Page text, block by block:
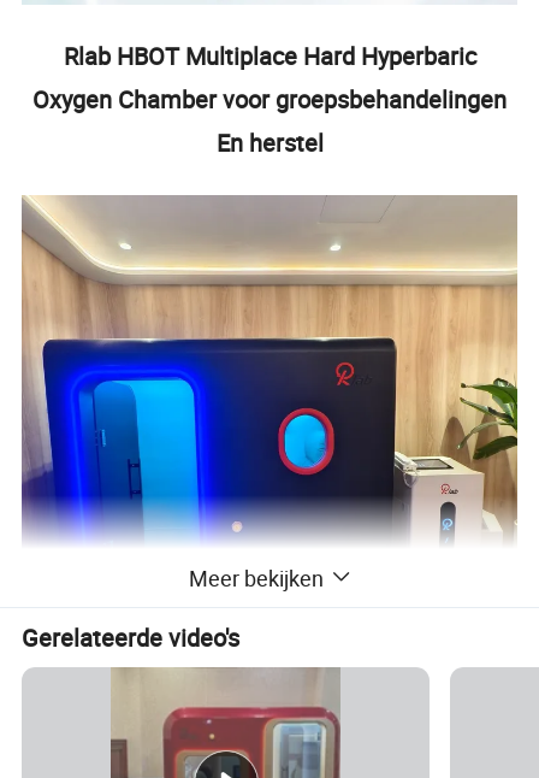
Rlab HBOT Multiplace Hard Hyperbaric
Oxygen Chamber voor groepsbehandelingen
En herstel
Hyperbare zuurstofkamer
1,6ATA (aanpasbaar)
Koolstofvezel
250*190*220CM
Meer bekijken
Gerelateerde video's